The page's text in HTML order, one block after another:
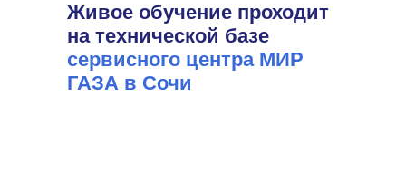
Живое обучение проходит
на технической базе
сервисного центра МИР
ГАЗА в Сочи